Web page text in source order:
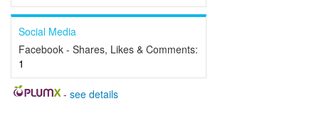
Social Media
Facebook - Shares, Likes & Comments:
1
- see details